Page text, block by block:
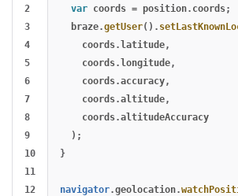
2
3
4
5
6
7
8
9
10
11
var coords = position. coords;
braze.getUser().
coords.latitude,
coords.longitude,
coords.accuracy,
coords.altitude,
coords.altitudeAccuracy
);
}
navigator.geolocation.